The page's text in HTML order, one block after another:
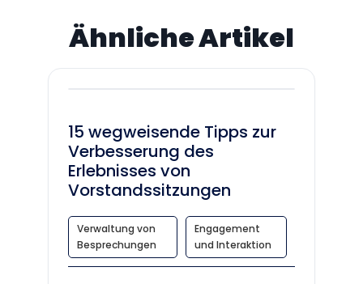
Ähnliche Artikel
15 wegweisende Tipps zur
Verbesserung des
Erlebnisses von
Vorstandssitzungen
Verwaltung von
Besprechungen
Engagement
und Interaktion